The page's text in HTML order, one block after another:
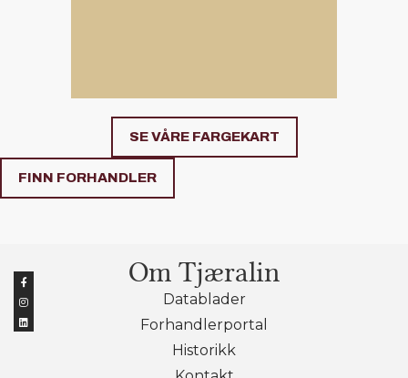
SE VÅRE FARGEKART
FINN FORHANDLER
Om Tjæralin
Datablader
Forhandlerportal
Historikk